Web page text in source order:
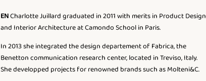
ENCharlotte Juillard graduated in 2011 with merits in Product Design
and Interior Architecture at Camondo School in Paris.
In 2013 she integrated the design departement of Fabrica, the
Benetton communication research center, located in Treviso, Italy.
She developped projects for renowned brands such as Molteni&C.